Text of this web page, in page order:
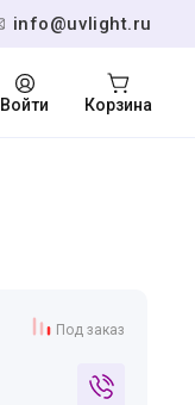
info@uvlight.ru
Войти Корзина
Под заказ